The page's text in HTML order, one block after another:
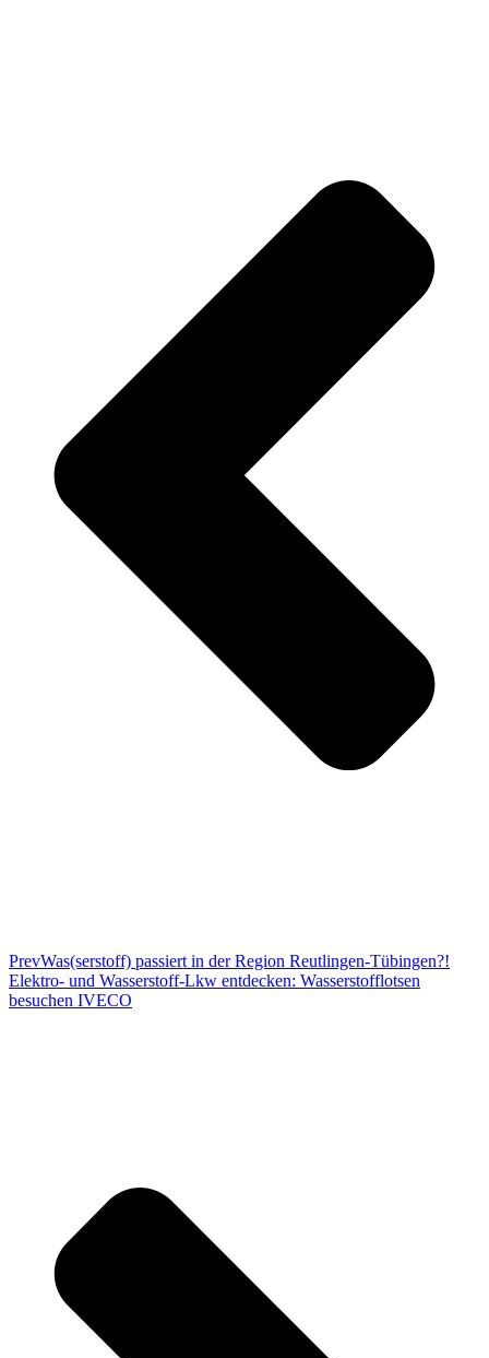
PrevWas(serstoff) passiert in der Region Reutlingen-Tübingen?!
Elektro- und Wasserstoff-Lkw entdecken: Wasserstofflotsen
besuchen IVECO